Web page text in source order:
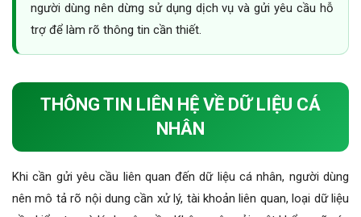
người dùng nên dừng sử dụng dịch vụ và gửi yêu cầu hỗ
trợ để làm rõ thông tin cần thiết.
THÔNG TIN LIÊN HỆ VỀ DỮ LIỆU CÁ
NHÂN
Khi cần gửi yêu cầu liên quan đến dữ liệu cá nhân, người dùng
nên mô tả rõ nội dung cần xử lý, tài khoản liên quan, loại dữ liệu